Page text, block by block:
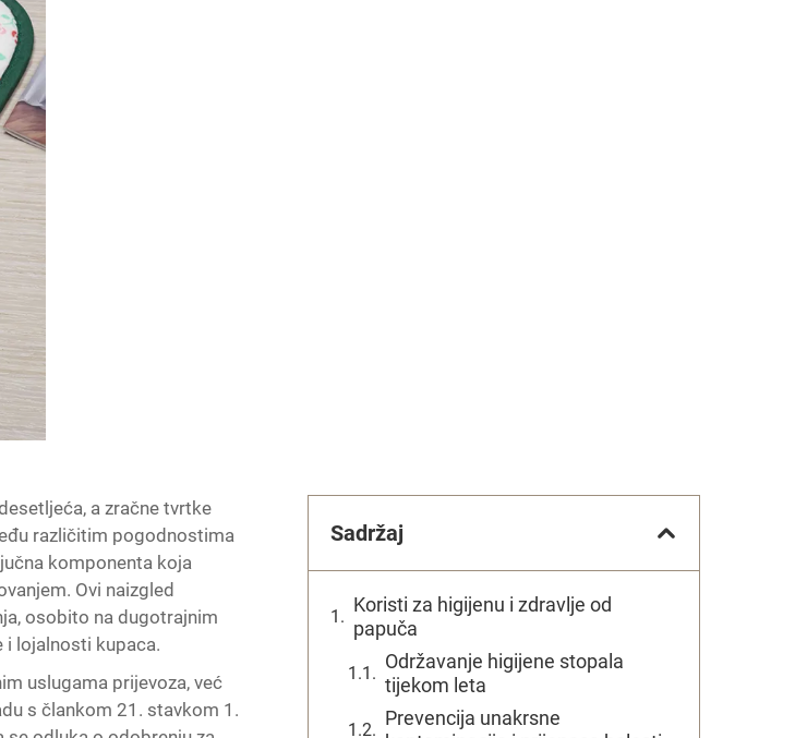
a zračne tvrtke
različitim pogodnostima
komponenta koja
Ovi naizgled
osobito na dugotrajnim
i lojalnosti kupaca.
uslugama prijevoza, već
s člankom 21. stavkom 1.
Sadržaj
Koristi za higijenu i zdravlje od
papuča
Održavanje higijene stopala
tijekom leta
Prevencija unakrsne